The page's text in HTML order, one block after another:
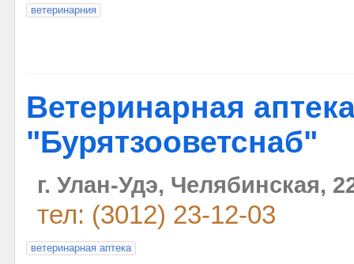
ветеринарния
Ветеринарная
"Бурятзооветснаб"
г. Улан-Удэ, Челябинская,
тел: (3012) 23-12-03
ветеринарная аптека